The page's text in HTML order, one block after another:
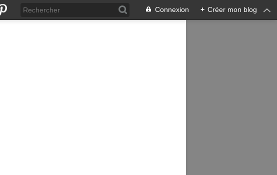
Connexion + Créer mon blog